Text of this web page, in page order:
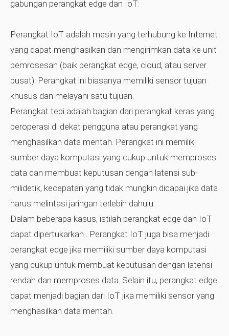
gabungan perangkat edge dan IoT:
Perangkat IoT adalah mesin yang terhubung ke Internet
yang dapat menghasilkan dan mengirimkan data ke unit
pemrosesan (baik perangkat edge, cloud, atau server
pusat). Perangkat ini biasanya memiliki sensor tujuan
khusus dan melayani satu tujuan.
Perangkat tepi adalah bagian dari perangkat keras yang
beroperasi di dekat pengguna atau perangkat yang
menghasilkan data mentah. Perangkat ini memiliki
sumber daya komputasi yang cukup untuk memproses
data dan membuat keputusan dengan latensi sub-
milidetik, kecepatan yang tidak mungkin dicapai jika data
harus melintasi jaringan terlebih dahulu.
Dalam beberapa kasus, istilah perangkat edge dan IoT
dapat dipertukarkan . Perangkat IoT juga bisa menjadi
perangkat edge jika memiliki sumber daya komputasi
yang cukup untuk membuat keputusan dengan latensi
rendah dan memproses data. Selain itu, perangkat edge
dapat menjadi bagian dari IoT jika memiliki sensor yang
menghasilkan data mentah.